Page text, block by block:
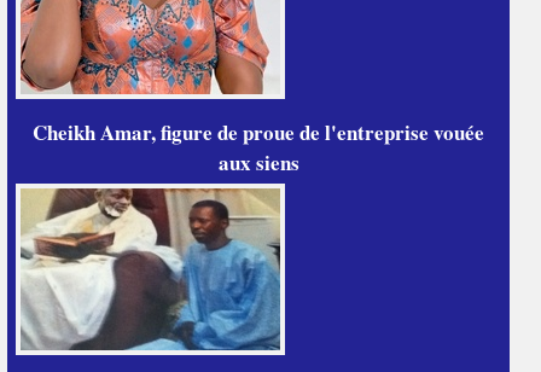
Cheikh Amar, figure de proue de l'entreprise vouée
aux siens